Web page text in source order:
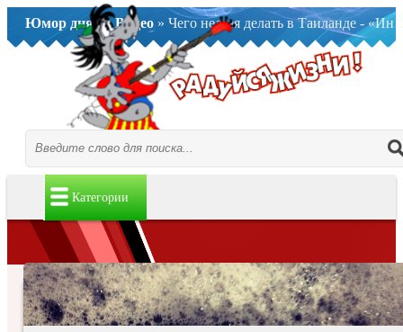
Юмор дня..»Видео » Чего нельзя делать в Таиланде - «Интересное»
Категории